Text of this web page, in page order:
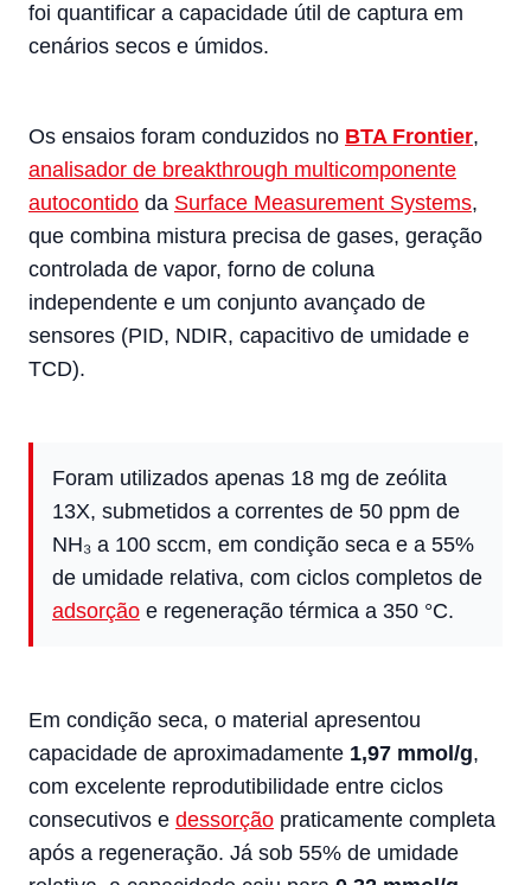
foi quantificar a capacidade útil de captura em
cenários secos e úmidos.
Os ensaios foram conduzidos no BTA Frontier,
analisador de breakthrough multicomponente
autocontido da Surface Measurement Systems,
que combina mistura precisa de gases, geração
controlada de vapor, forno de coluna
independente e um conjunto avançado de
sensores (PID, NDIR, capacitivo de umidade e
TCD).
Foram utilizados apenas 18 mg de zeólita
13X, submetidos a correntes de 50 ppm de
NH₃ a 100 sccm, em condição seca e a 55%
de umidade relativa, com ciclos completos de
adsorção e regeneração térmica a 350 °C.
Em condição seca, o material apresentou
capacidade de aproximadamente 1,97 mmol/g,
com excelente reprodutibilidade entre ciclos
consecutivos e dessorção praticamente completa
após a regeneração. Já sob 55% de umidade